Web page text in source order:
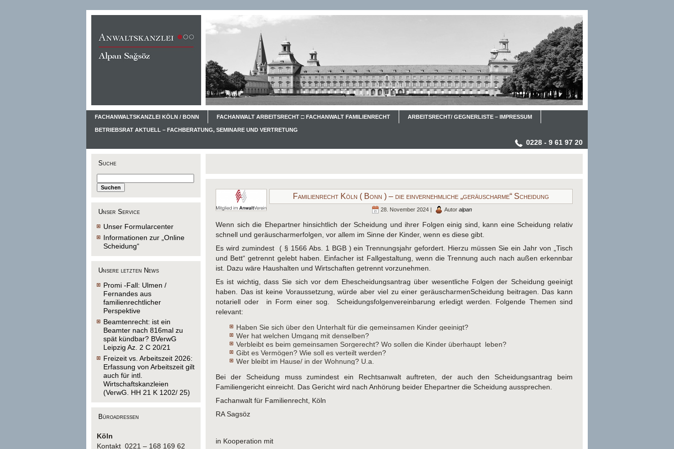
FACHANWALTSKANZLEI KÖLN / BONN FACHANWALT ARBEITSRECHT □ FACHANWALT FAMILIENRECHT ARBEITSRECHT/ GEGNERLISTE – IMPRESSUM
BETRIEBSRAT AKTUELL – FACHBERATUNG, SEMINARE UND VERTRETUNG
0228 - 9 61 97 20
Suche
Unser Service
Unser Formularcenter
Informationen zur „Online
Scheidung“
Unsere letzten News
Promi -Fall: Ulmen /
Fernandes aus
familienrechtlicher
Perspektive
Beamtenrecht: ist ein
Beamter nach 816mal zu
spät kündbar? BVerwG
Leipzig Az. 2 C 20/21
Freizeit vs. Arbeitszeit 2026:
Erfassung von Arbeitszeit gilt
auch für intl.
Wirtschaftskanzleien
(VerwG. HH 21 K 1202/ 25)
Büroadressen
Köln
Kontakt 0221 – 168 169 62
Familienrecht Köln ( Bonn ) – die einvernehmliche „geräuscharme“ Scheidung
28. November 2024 | Autor alpan
Wenn sich die Ehepartner hinsichtlich der Scheidung und ihrer Folgen einig sind, kann eine Scheidung relativ
schnell und geräuscharmerfolgen, vor allem im Sinne der Kinder, wenn es diese gibt.
Es wird zumindest ( § 1566 Abs. 1 BGB ) ein Trennungsjahr gefordert. Hierzu müssen Sie ein Jahr von „Tisch
und Bett“ getrennt gelebt haben. Einfacher ist Fallgestaltung, wenn die Trennung auch nach außen erkennbar
ist. Dazu wäre Haushalten und Wirtschaften getrennt vorzunehmen.
Es ist wichtig, dass Sie sich vor dem Ehescheidungsantrag über wesentliche Folgen der Scheidung geeinigt
haben. Das ist keine Voraussetzung, würde aber viel zu einer geräuscharmenScheidung beitragen. Das kann
notariell oder in Form einer sog. Scheidungsfolgenvereinbarung erledigt werden. Folgende Themen sind
relevant:
Haben Sie sich über den Unterhalt für die gemeinsamen Kinder geeinigt?
Wer hat welchen Umgang mit denselben?
Verbleibt es beim gemeinsamen Sorgerecht? Wo sollen die Kinder überhaupt leben?
Gibt es Vermögen? Wie soll es verteilt werden?
Wer bleibt im Hause/ in der Wohnung? U.a.
Bei der Scheidung muss zumindest ein Rechtsanwalt auftreten, der auch den Scheidungsantrag beim
Familiengericht einreicht. Das Gericht wird nach Anhörung beider Ehepartner die Scheidung aussprechen.
Fachanwalt für Familienrecht, Köln
RA Sagsöz
in Kooperation mit